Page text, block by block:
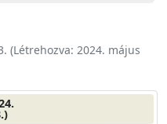
(Létrehozva: 2024. május